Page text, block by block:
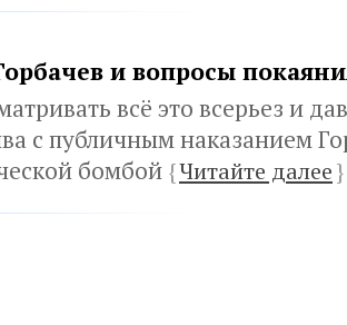
и вопросы
всё это всерьез и
с публичным наказанием
бомбой {Читайте далее}